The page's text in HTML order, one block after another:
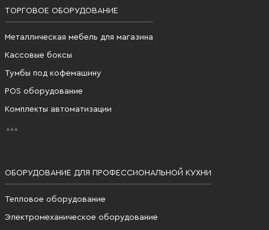
ТОРГОВОЕ ОБОРУДОВАНИЕ
Металлическая мебель для магазина
Кассовые боксы
Тумбы под кофемашину
POS оборудование
Комплекты автоматизации
ОБОРУДОВАНИЕ ДЛЯ ПРОФЕССИОНАЛЬНОЙ КУХНИ
Тепловое оборудование
Электромеханическое оборудование